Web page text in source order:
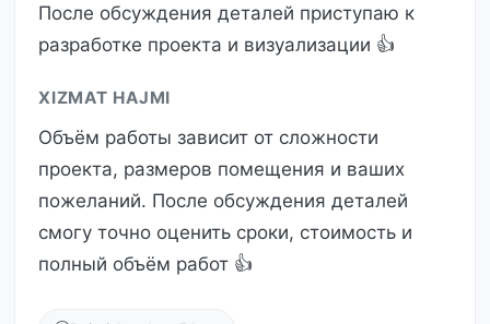
После обсуждения деталей приступаю к
разработке проекта и визуализации 👍
XIZMAT HAJMI
Объём работы зависит от сложности
проекта, размеров помещения и ваших
пожеланий. После обсуждения деталей
смогу точно оценить сроки, стоимость и
полный объём работ 👍